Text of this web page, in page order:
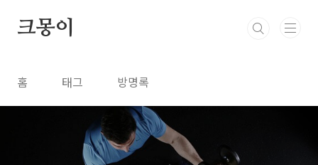
크몽이
홈 태그 방명록